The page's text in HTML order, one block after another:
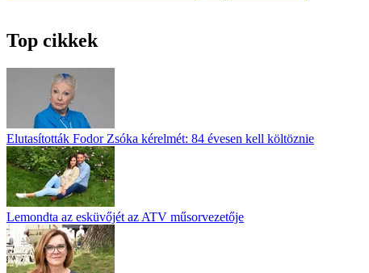
Top cikkek
Elutasították Fodor Zsóka kérelmét: 84 évesen kell költöznie
Lemondta az esküvőjét az ATV műsorvezetője